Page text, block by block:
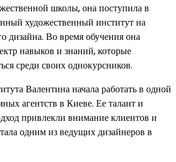
школы, она поступила в
художественный институт на
дизайна. Во время обучения она
навыков и знаний, которые
среди своих однокурсников.
Валентина начала работать в одной
агентств в Киеве. Ее талант и
привлекли внимание клиентов и
одним из ведущих дизайнеров в